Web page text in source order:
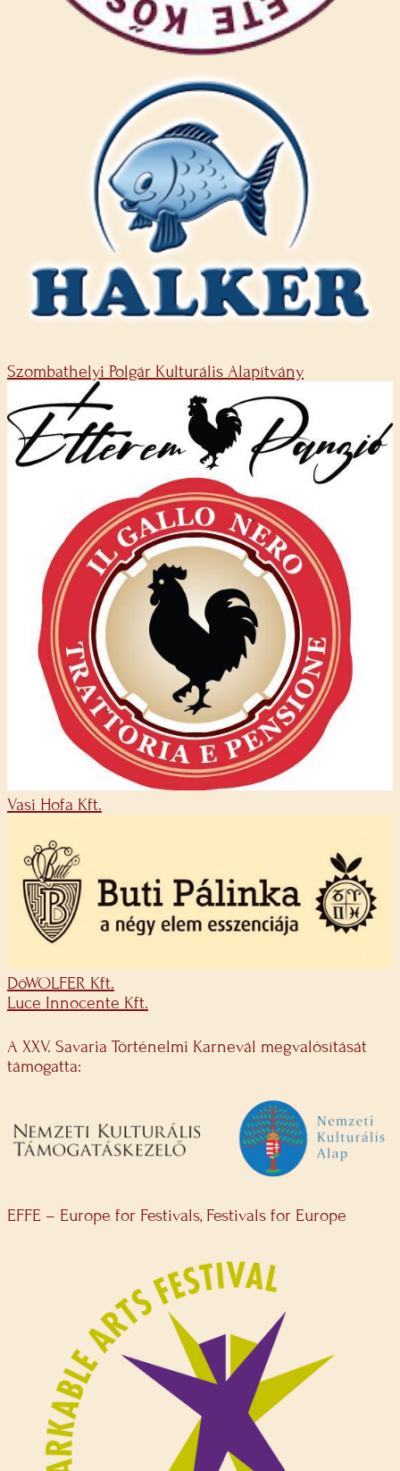
Szombathelyi Polgár Kulturális Alapítvány
Vasi Hofa Kft.
DöWOLFER Kft.
Luce Innocente Kft.
A XXV. Savaria Történelmi Karnevál megvalósítását
támogatta:
EFFE – Europe for Festivals, Festivals for Europe